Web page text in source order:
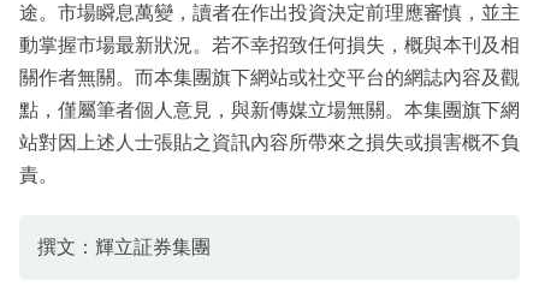
途。市場瞬息萬變，讀者在作出投資決定前理應審慎，並主
動掌握市場最新狀況。若不幸招致任何損失，概與本刊及相
關作者無關。而本集團旗下網站或社交平台的網誌內容及觀
點，僅屬筆者個人意見，與新傳媒立場無關。本集團旗下網
站對因上述人士張貼之資訊內容所帶來之損失或損害概不負
責。
撰文：輝立証券集團